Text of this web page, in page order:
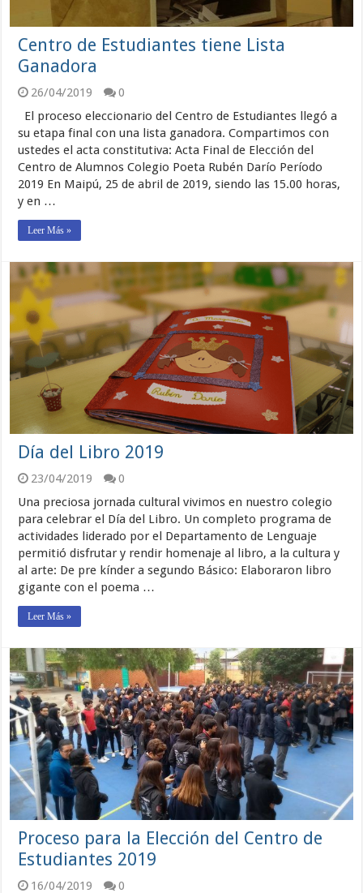
Centro de Estudiantes tiene Lista
Ganadora
26/04/2019
0
El proceso eleccionario del Centro de Estudiantes llegó a
su etapa final con una lista ganadora. Compartimos con
ustedes el acta constitutiva: Acta Final de Elección del
Centro de Alumnos Colegio Poeta Rubén Darío Período
2019 En Maipú, 25 de abril de 2019, siendo las 15.00 horas,
y en …
Leer Más »
Día del Libro 2019
23/04/2019
0
Una preciosa jornada cultural vivimos en nuestro colegio
para celebrar el Día del Libro. Un completo programa de
actividades liderado por el Departamento de Lenguaje
permitió disfrutar y rendir homenaje al libro, a la cultura y
al arte: De pre kínder a segundo Básico: Elaboraron libro
gigante con el poema …
Leer Más »
Proceso para la Elección del Centro de
Estudiantes 2019
16/04/2019 0